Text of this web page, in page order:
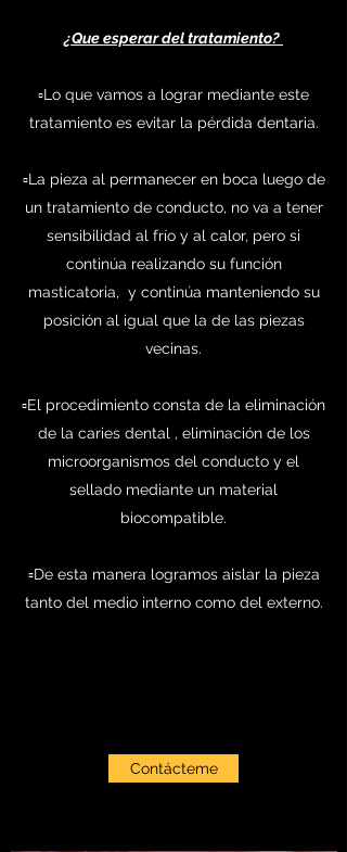
¿Que esperar del tratamiento?
▫️Lo que vamos a lograr mediante este
tratamiento es evitar la pérdida dentaria.
▫️La pieza al permanecer en boca luego de
un tratamiento de conducto, no va a tener
sensibilidad al frío y al calor, pero si
continúa realizando su función
masticatoria, y continúa manteniendo su
posición al igual que la de las piezas
vecinas.
▫️El procedimiento consta de la eliminación
de la caries dental , eliminación de los
microorganismos del conducto y el
sellado mediante un material
biocompatible.
▫️De esta manera logramos aislar la pieza
tanto del medio interno como del externo.
Contácteme